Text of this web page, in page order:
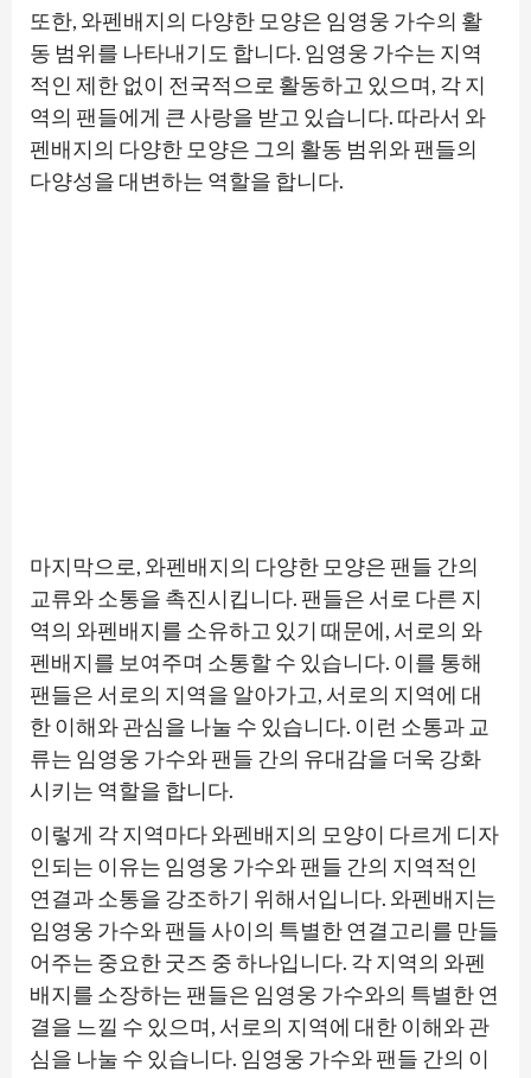
또한, 와펜배지의 다양한 모양은 임영웅 가수의 활
동 범위를 나타내기도 합니다. 임영웅 가수는 지역
적인 제한 없이 전국적으로 활동하고 있으며, 각 지
역의 팬들에게 큰 사랑을 받고 있습니다. 따라서 와
펜배지의 다양한 모양은 그의 활동 범위와 팬들의
다양성을 대변하는 역할을 합니다.
마지막으로, 와펜배지의 다양한 모양은 팬들 간의
교류와 소통을 촉진시킵니다. 팬들은 서로 다른 지
역의 와펜배지를 소유하고 있기 때문에, 서로의 와
펜배지를 보여주며 소통할 수 있습니다. 이를 통해
팬들은 서로의 지역을 알아가고, 서로의 지역에 대
한 이해와 관심을 나눌 수 있습니다. 이런 소통과 교
류는 임영웅 가수와 팬들 간의 유대감을 더욱 강화
시키는 역할을 합니다.
이렇게 각 지역마다 와펜배지의 모양이 다르게 디자
인되는 이유는 임영웅 가수와 팬들 간의 지역적인
연결과 소통을 강조하기 위해서입니다. 와펜배지는
임영웅 가수와 팬들 사이의 특별한 연결고리를 만들
어주는 중요한 굿즈 중 하나입니다. 각 지역의 와펜
배지를 소장하는 팬들은 임영웅 가수와의 특별한 연
결을 느낄 수 있으며, 서로의 지역에 대한 이해와 관
심을 나눌 수 있습니다. 임영웅 가수와 팬들 간의 이